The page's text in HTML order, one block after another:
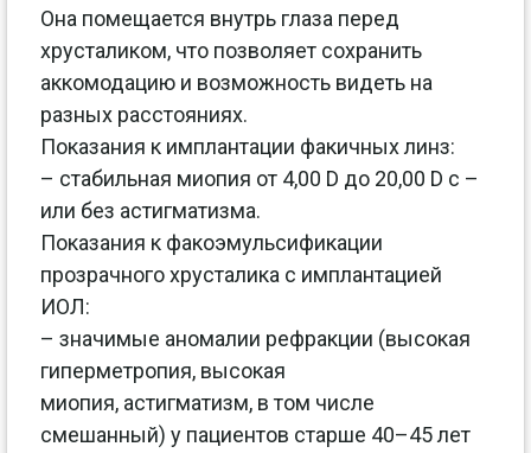
Она помещается внутрь глаза перед
хрусталиком, что позволяет сохранить
аккомодацию и возможность видеть на
разных расстояниях.
Показания к имплантации факичных линз:
– стабильная миопия от 4,00 D до 20,00 D с –
или без астигматизма.
Показания к факоэмульсификации
прозрачного хрусталика с имплантацией
ИОЛ:
– значимые аномалии рефракции (высокая
гиперметропия, высокая
миопия, астигматизм, в том числе
смешанный) у пациентов старше 40–45 лет